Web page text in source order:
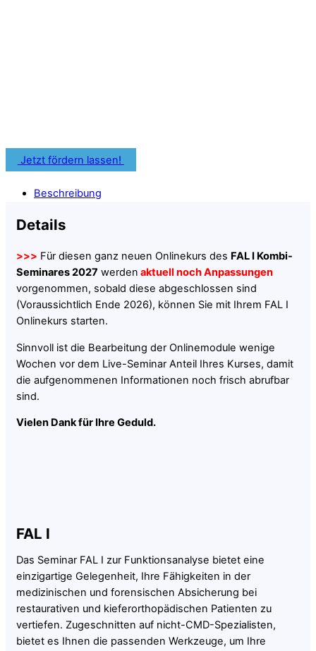
Jetzt fördern lassen!
Beschreibung
Details
>>> Für diesen ganz neuen Onlinekurs des FAL I Kombi-
Seminares 2027 werden aktuell noch Anpassungen
vorgenommen, sobald diese abgeschlossen sind
(Voraussichtlich Ende 2026), können Sie mit Ihrem FAL I
Onlinekurs starten.
Sinnvoll ist die Bearbeitung der Onlinemodule wenige
Wochen vor dem Live-Seminar Anteil Ihres Kurses, damit
die aufgenommenen Informationen noch frisch abrufbar
sind.
Vielen Dank für Ihre Geduld.
FAL I
Das Seminar FAL I zur Funktionsanalyse bietet eine
einzigartige Gelegenheit, Ihre Fähigkeiten in der
medizinischen und forensischen Absicherung bei
restaurativen und kieferorthopädischen Patienten zu
vertiefen. Zugeschnitten auf nicht-CMD-Spezialisten,
bietet es Ihnen die passenden Werkzeuge, um Ihre